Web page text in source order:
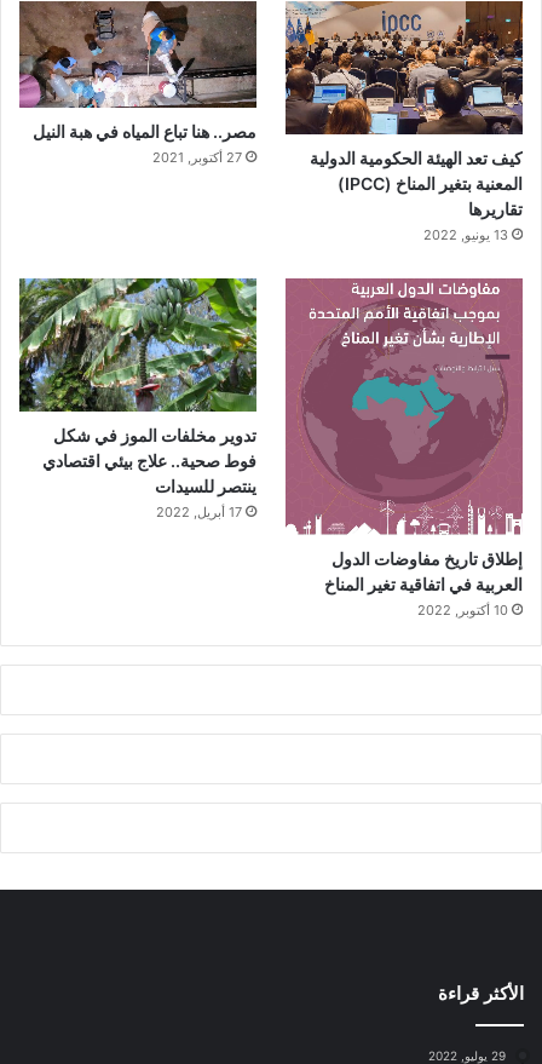
كيف تعد الهيئة الحكومية الدولية
المعنية بتغير المناخ (IPCC)
تقاريرها
13 يونيو, 2022
مصر.. هنا تباع المياه في هبة النيل
27 أكتوبر, 2021
إطلاق تاريخ مفاوضات الدول
العربية في اتفاقية تغير المناخ
10 أكتوبر, 2022
تدوير مخلفات الموز في شكل
فوط صحية.. علاج بيئي اقتصادي
ينتصر للسيدات
17 أبريل, 2022
الأكثر قراءة
29 يوليو, 2022